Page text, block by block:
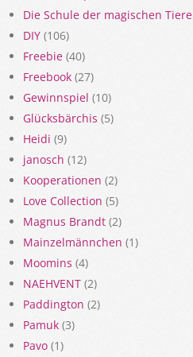
Die Schule der magischen Tiere
DIY (106)
Freebie (40)
Freebook (27)
Gewinnspiel (10)
Glücksbärchis (5)
Heidi (9)
janosch (12)
Kooperationen (2)
Love Collection (5)
Magnus Brandt (2)
Mainzelmännchen (1)
Moomins (4)
NAEHVENT (2)
Paddington (2)
Pamuk (3)
Pavo (1)